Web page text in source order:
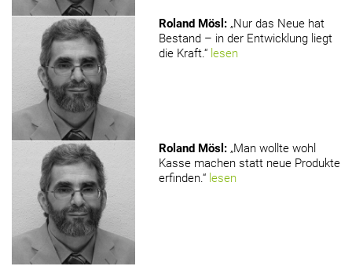
Roland Mösl : „Nur das Neue hat
Bestand – in der Entwicklung liegt
die Kraft.“ lesen
Roland Mösl : „Man wollte wohl
Kasse machen statt neue Produkte
erfinden.“ lesen